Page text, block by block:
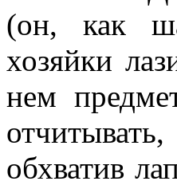
(он, как
хозяйки
нем
обхватив